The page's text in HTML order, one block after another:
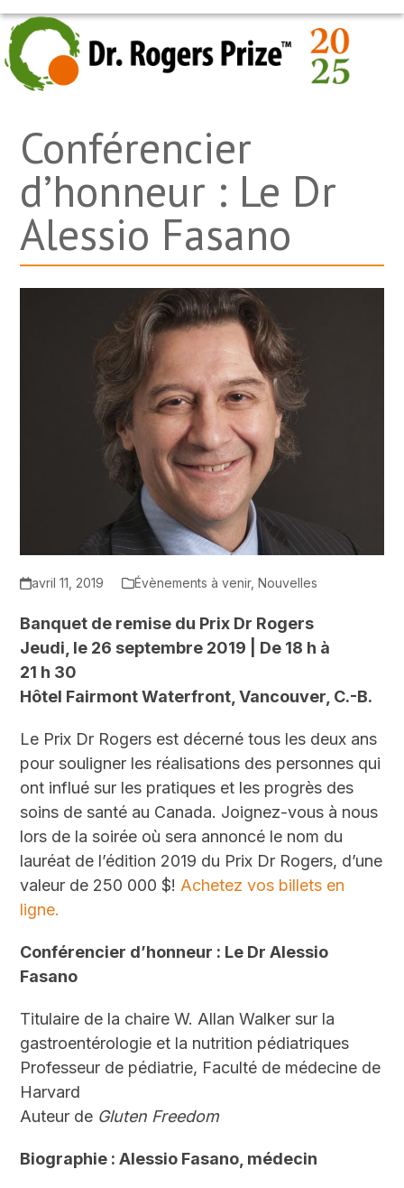
Skip
to
content
OPEN
MOBILE
MENU
CLOSE
MOBILE
MENU
Conférencier
d’honneur : Le Dr
Alessio Fasano
avril 11, 2019 Évènements à venir, Nouvelles
Banquet de remise du Prix Dr Rogers
Jeudi, le 26 septembre 2019 | De 18 h à
21 h 30
Hôtel Fairmont Waterfront, Vancouver, C.-B.
Le Prix Dr Rogers est décerné tous les deux ans
pour souligner les réalisations des personnes qui
ont influé sur les pratiques et les progrès des
soins de santé au Canada. Joignez-vous à nous
lors de la soirée où sera annoncé le nom du
lauréat de l’édition 2019 du Prix Dr Rogers, d’une
valeur de 250 000 $!Achetez vos billets en
ligne.
Conférencier d’honneur : Le Dr Alessio
Fasano
Titulaire de la chaire W. Allan Walker sur la
gastroentérologie et la nutrition pédiatriques
Professeur de pédiatrie, Faculté de médecine de
Harvard
Auteur de Gluten Freedom
Biographie : Alessio Fasano, médecin